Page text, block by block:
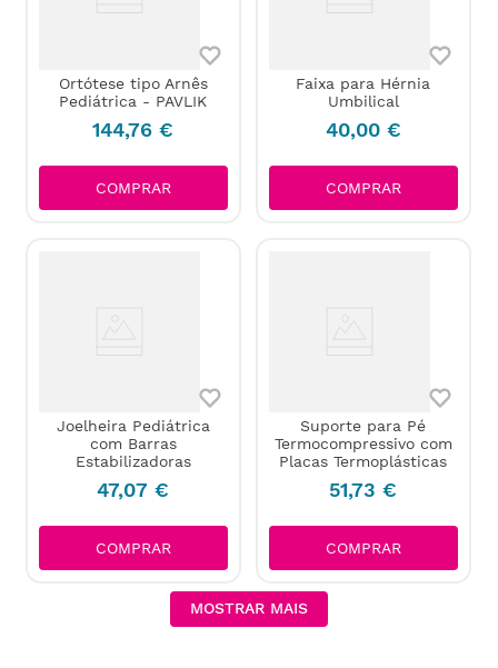
Ortótese tipo Arnês
Pediátrica - PAVLIK
144,76 €
COMPRAR
Faixa para Hérnia
Umbilical
40,00 €
COMPRAR
Joelheira Pediátrica
com Barras
Estabilizadoras
47,07 €
COMPRAR
Suporte para Pé
Termocompressivo com
Placas Termoplásticas
51,73 €
COMPRAR
MOSTRAR MAIS